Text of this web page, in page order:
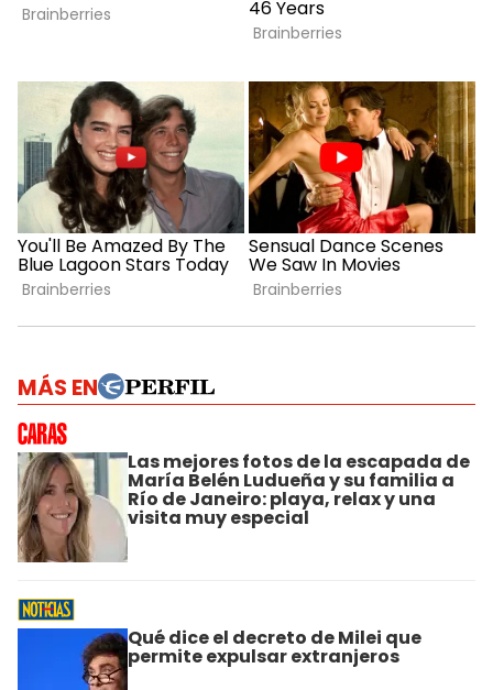
MÁS EN
Las mejores fotos de la escapada de
María Belén Ludueña y su familia a
Río de Janeiro: playa, relax y una
visita muy especial
Qué dice el decreto de Milei que
permite expulsar extranjeros